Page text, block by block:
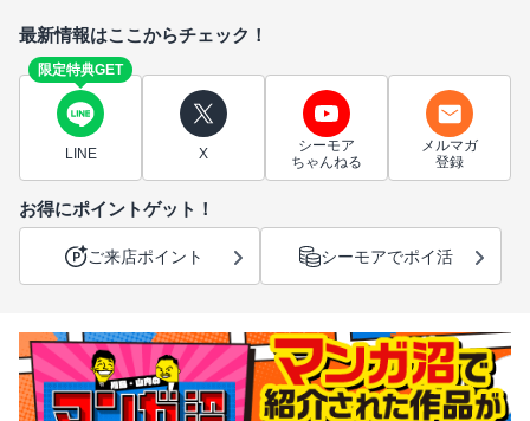
最新情報はここからチェック！
限定特典GET
LINE X
シーモア
ちゃんねる
メルマガ
登録
お得にポイントゲット！
ご来店ポイント シーモアでポイ活